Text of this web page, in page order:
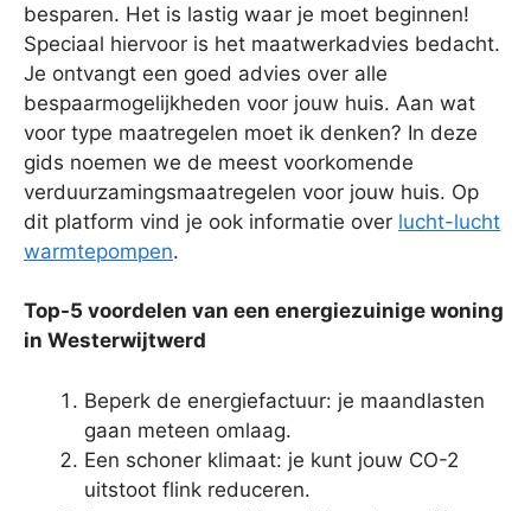
besparen. Het is lastig waar je moet beginnen!
Speciaal hiervoor is het maatwerkadvies bedacht.
Je ontvangt een goed advies over alle
bespaarmogelijkheden voor jouw huis. Aan wat
voor type maatregelen moet ik denken? In deze
gids noemen we de meest voorkomende
verduurzamingsmaatregelen voor jouw huis. Op
dit platform vind je ook informatie over lucht-lucht
warmtepompen.
Top-5 voordelen van een energiezuinige woning
in Westerwijtwerd
Beperk de energiefactuur: je maandlasten
gaan meteen omlaag.
Een schoner klimaat: je kunt jouw CO-2
uitstoot flink reduceren.